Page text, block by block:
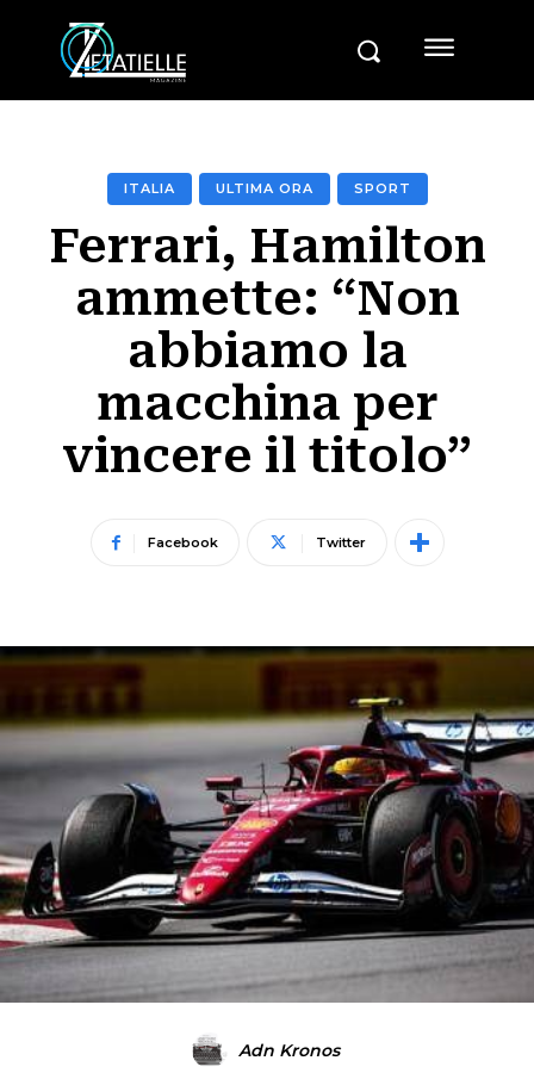
ITALIA ULTIMA ORA SPORT
Ferrari, Hamilton
ammette: “Non
abbiamo la
macchina per
vincere il titolo”
Facebook Twitter
Adn Kronos